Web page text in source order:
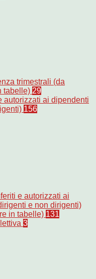
trimestrali (da
tabelle) 29
autorizzati ai dipendenti
156
e autorizzati ai
e non dirigenti)
in tabelle) 131
3